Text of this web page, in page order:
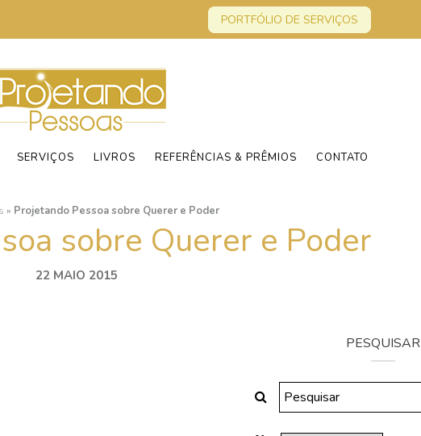
PORTFÓLIO DE SERVIÇOS
SERVIÇOS LIVROS REFERÊNCIAS & PRÊMIOS CONTATO
» Projetando Pessoa sobre Querer e Poder
sobre Querer e Poder
22 MAIO 2015
PESQUISAR